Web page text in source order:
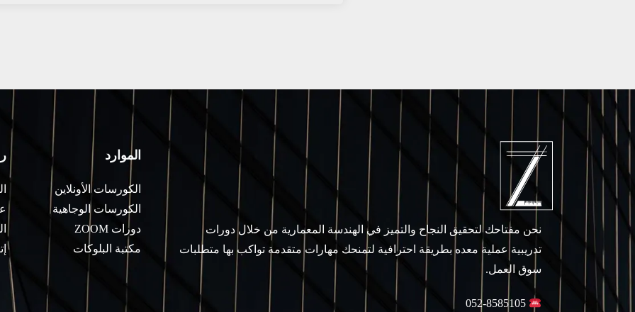
نحن مفتاحك لتحقيق النجاح والتميز في الهندسة المعمارية من خلال دورات
تدريبية عملية معده بطريقة احترافية لتمنحك مهارات متقدمة تواكب بها متطلبات
سوق العمل.
052-8585105
الموارد
الكورسات الأونلاين
الكورسات الوجاهية
دورات ZOOM
مكتبة البلوكات